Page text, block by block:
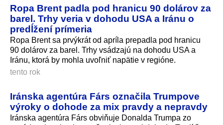
Ropa Brent padla pod hranicu 90 dolárov za
barel. Trhy veria v dohodu USA a Iránu o
predĺžení prímeria
Ropa Brent sa prvýkrát od apríla prepadla pod hranicu
90 dolárov za barel. Trhy vsádzajú na dohodu USA a
Iránu, ktorá by mohla uvoľniť napätie v regióne.
tento rok
Iránska agentúra Fárs označila Trumpove
výroky o dohode za mix pravdy a nepravdy
Iránska agentúra Fárs obviňuje Donalda Trumpa zo